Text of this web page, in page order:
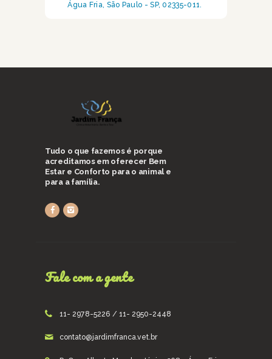
Água Fria, São Paulo - SP, 02335-011.
Tudo o que fazemos é porque
acreditamos em oferecer Bem
Estar e Conforto para o animal e
para a família.
Fale com a gente
11- 2978-5226 / 11- 2950-2448
contato@jardimfranca.vet.br